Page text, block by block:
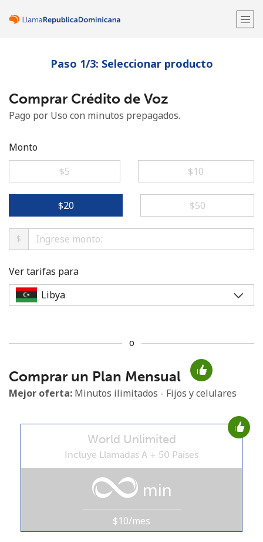
¡Bienvenido!
¿Ya tienes una cuenta?Inicia sesión →
No se ha creado una contraseña
Mínimo 8 caracteres
Una letra mayúscula y una minúscula
Un número
Paso 1/3: Seleccionar producto
Comprar Crédito de Voz
Pago por Uso con minutos prepagados.
Monto
⁦$5⁩
⁦$10⁩
⁦$20⁩ ⁦$50⁩
$
Ver tarifas para
o
Comprar un Plan Mensual
Mejor oferta: Minutos ilimitados - Fijos y celulares
World Unlimited
Incluye Llamadas A + 50 Países
min
$10/mes